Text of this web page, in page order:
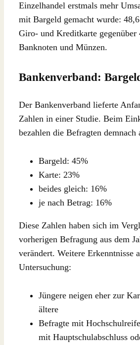
Einzelhandel erstmals mehr
mit Bargeld gemacht wurde:
Giro- und Kreditkarte gegenüber
Banknoten und Münzen.
Bankenverband:
Der Bankenverband lieferte
Zahlen in einer Studie. Beim
bezahlen die Befragten
Bargeld: 45%
Karte: 23%
beides gleich: 16%
je nach Betrag: 16%
Diese Zahlen haben sich im
vorherigen Befragung aus dem
verändert. Weitere Erkenntnisse
Untersuchung:
Jüngere neigen eher zur
ältere
Befragte mit
mit Hauptschulabschluss